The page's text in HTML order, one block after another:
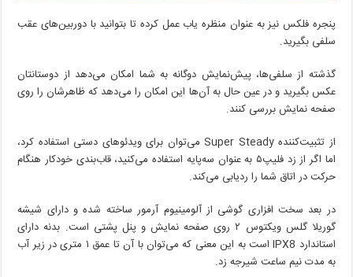
پنجره فلکس نیز به عنوان منظره یاب عمل کرده تا بتوانید با دوربین‌های عقب
سلفی بگیرید.
گذشته از سلفی‌ها، پیش‌نمایش دوگانه به شما امکان می‌دهد از دوستانتان
عکس بگیرید و در عین حال به آن‌ها این امکان را می‌دهد که ظاهرشان را روی
صفحه نمایش بررسی کنند.
از تثبیت‌کننده Super Steady می‌توان برای ویدئوهای دستی استفاده کرد،
اما اگر از زد فلیپ۵ به عنوان سه‌پایه استفاده می‌کنید، قاب‌بندی خودکار هنگام
حرکت در اتاق شما را ردیابی می‌کند.
در بعد سخت افزاری گوشی از آلومینیوم آرمور ساخته شده و دارای شیشه
گوریلا گلس ویکتوس ۲ روی صفحه نمایش و پنل پشتی است. بدنه دارای
استاندارد IPX8 است به این معنی که می‌توان با آن تا عمق ۱ متری در زیر آب
به مدت نیم ساعت شیرجه زد.